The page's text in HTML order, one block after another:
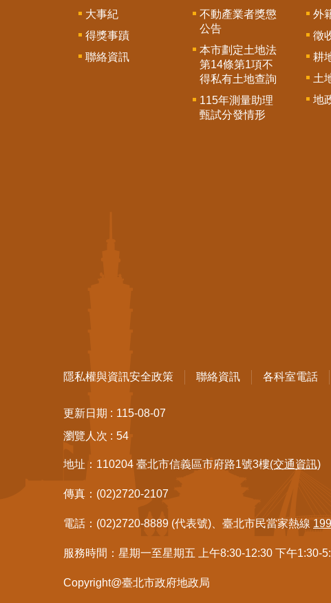
大事紀
得獎事蹟
聯絡資訊
不動產業者獎懲
公告
本市劃定土地法
第14條第1項不
得私有土地查詢
115年測量助理
甄試分發情形
外
徵
耕
土
地
隱私權與資訊安全政策 聯絡資訊 各科室電話
更新日期
115-08-07
瀏覽人次
54
地址：110204 臺北市信義區市府路1號3樓(交通資訊)
傳真：(02)2720-2107
電話：(02)2720-8889 (代表號)、臺北市民當家熱線
服務時間：星期一至星期五 上午8:30-12:30 下午1:30-
Copyright@臺北市政府地政局